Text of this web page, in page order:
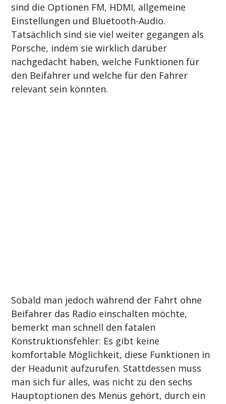
sind die Optionen FM, HDMI, allgemeine
Einstellungen und Bluetooth-Audio.
Tatsächlich sind sie viel weiter gegangen als
Porsche, indem sie wirklich darüber
nachgedacht haben, welche Funktionen für
den Beifahrer und welche für den Fahrer
relevant sein könnten.
Sobald man jedoch während der Fahrt ohne
Beifahrer das Radio einschalten möchte,
bemerkt man schnell den fatalen
Konstruktionsfehler: Es gibt keine
komfortable Möglichkeit, diese Funktionen in
der Headunit aufzurufen. Stattdessen muss
man sich für alles, was nicht zu den sechs
Hauptoptionen des Menüs gehört, durch ein